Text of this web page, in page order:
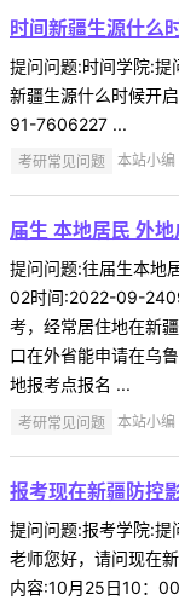
时间新疆生源什么
提问问题:时间学院:
新疆生源什么时候开
91-7606227 ...
考研常见问题 本站小
届生 本地居民 外
提问问题:往届生本地
02时间:2022-09-
考，经常居住地在新
口在外省能申请在乌
地报考点报名 ...
考研常见问题 本站小
报考现在新疆防控
提问问题:报考学院:
老师您好，请问现在
内容:10月25日10：